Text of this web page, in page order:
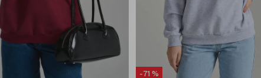
-71%